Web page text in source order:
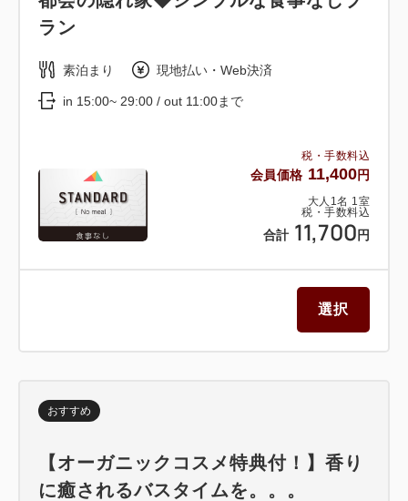
税・手数料込
会員価格 11,400円
大人 1 名 1 室
税・手数料込
合計 11,700 円
ラン
素泊まり 現地払い・Web決済
in 15:00~ 29:00 / out 11:00まで
選択
おすすめ
【オーガニックコスメ特典付！】香り
に癒されるバスタイムを。。。